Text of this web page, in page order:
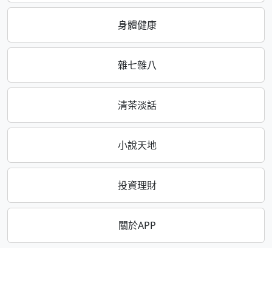
身體健康
雜七雜八
清茶淡話
小說天地
投資理財
關於APP